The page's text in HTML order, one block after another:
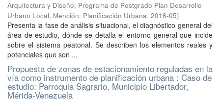
Arquitectura y Diseño, Programa de Postgrado Plan Desarrollo
Urbano Local, Mención: Planificación Urbana, 2016-05)
Presenta la fase de análisis situacional, el diagnóstico general del
área de estudio, dónde se detalla el entorno general que incide
sobre el sistema peatonal. Se describen los elementos reales y
potenciales que son ...
Propuesta de zonas de estacionamiento reguladas en la
vía como instrumento de planificación urbana : Caso de
estudio: Parroquia Sagrario, Municipio Libertador,
Mérida-Venezuela